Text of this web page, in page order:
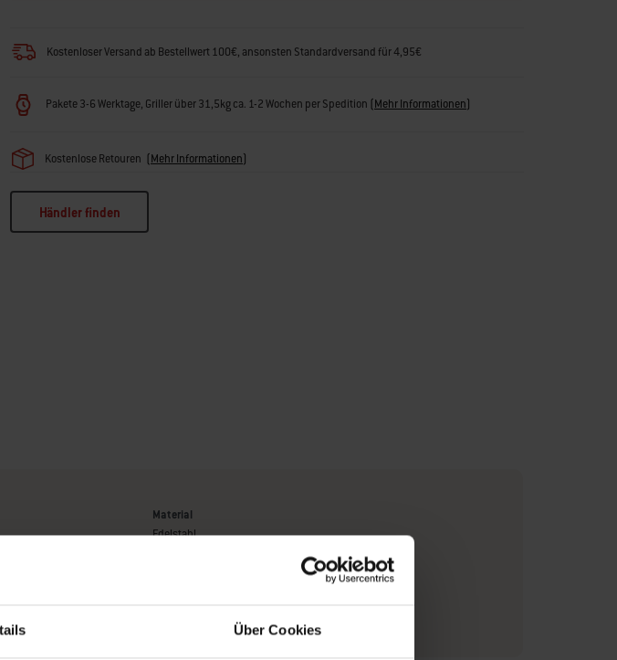
Über Cookies
Kostenloser Versand ab Bestellwert 100€, ansonsten Standardversand für 4,95€
Pakete 3-6 Werktage, Griller über 31,5kg ca. 1-2 Wochen per Spedition (Mehr Informationen)
Kostenlose Retouren (Mehr Informationen)
Händler finden
Material
Edelstahl
Informationen zum Hersteller